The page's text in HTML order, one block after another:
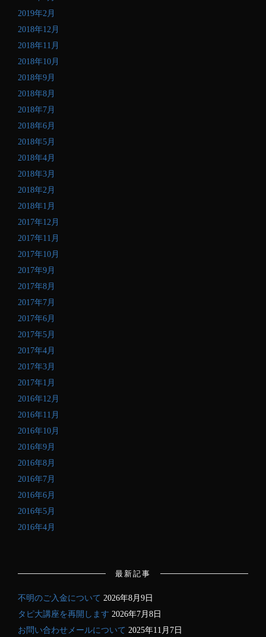
2019年2月
2018年12月
2018年11月
2018年10月
2018年9月
2018年8月
2018年7月
2018年6月
2018年5月
2018年4月
2018年3月
2018年2月
2018年1月
2017年12月
2017年11月
2017年10月
2017年9月
2017年8月
2017年7月
2017年6月
2017年5月
2017年4月
2017年3月
2017年1月
2016年12月
2016年11月
2016年10月
2016年9月
2016年8月
2016年7月
2016年6月
2016年5月
2016年4月
最新記事
不明のご入金について 2026年8月9日
タピ大講座を再開します 2026年7月8日
お問い合わせメールについて 2025年11月7日